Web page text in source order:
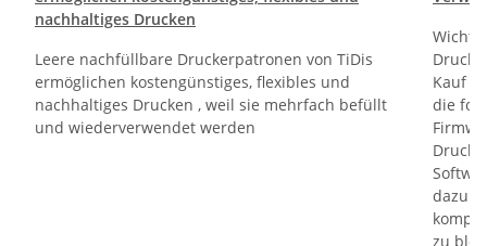
nachhaltiges Drucken
Leere nachfüllbare Druckerpatronen von TiDis
ermöglichen kostengünstiges, flexibles und
nachhaltiges Drucken , weil sie mehrfach befüllt
und wiederverwendet werden
Kauf
die
dazu
zu